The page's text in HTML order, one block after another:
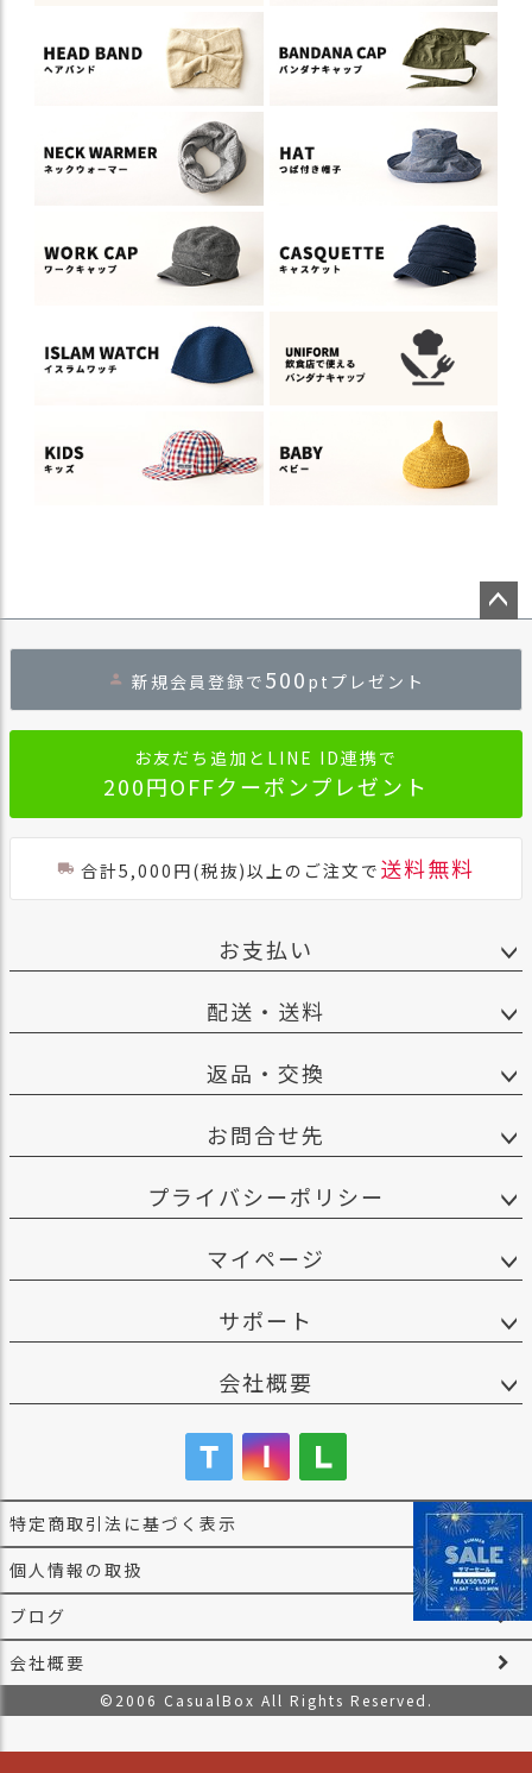
ジト
へ
新規会員登録で 500 ptプレゼント
お友だち追加とLINE ID連携で
200円OFFクーポンプレゼント
合計5,000円(税抜)以上のご注文で 送料無料
お支払い
配送・送料
返品・交換
お問合せ先
プライバシーポリシー
マイページ
サポート
会社概要
特定商取引法に基づく表示
個人情報の取扱
ブログ
会社概要
©2006 CasualBox All Rights Reserved.